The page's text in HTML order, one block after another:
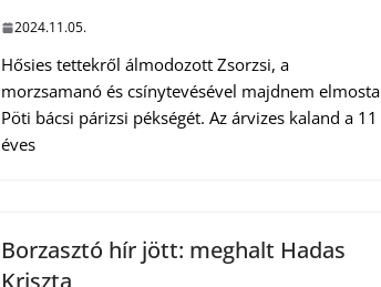
2024.11.05.
Hősies tettekről álmodozott Zsorzsi, a
morzsamanó és csínytevésével majdnem elmosta
Pöti bácsi párizsi pékségét. Az árvizes kaland a 11
éves
Borzasztó hír jött: meghalt Hadas